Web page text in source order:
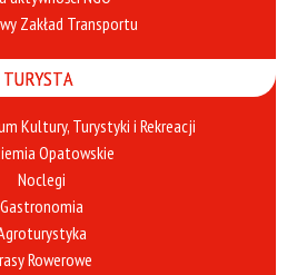
Zakład Transportu
TURYSTA
Kultury, Turystyki i Rekreacji
Opatowskie
Noclegi
Gastronomia
Rowerowe